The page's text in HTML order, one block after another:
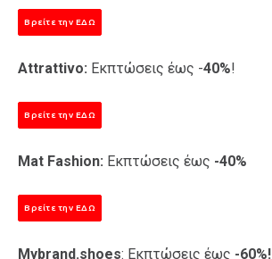
Βρείτε την ΕΔΩ
Attrattivo: Εκπτώσεις έως -40%!
Βρείτε την ΕΔΩ
Mat Fashion: Εκπτώσεις έως -40%
Βρείτε την ΕΔΩ
Mybrand.shoes: Εκπτώσεις έως -60%!